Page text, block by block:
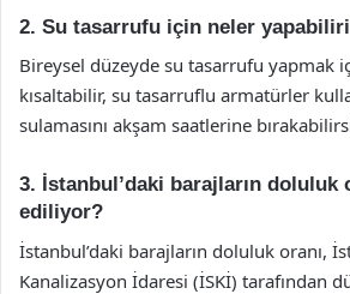
2. Su tasarrufu için neler
Bireysel düzeyde su tasarrufu yapmak
kısaltabilir, su tasarruflu armatürler
sulamasını akşam saatlerine
3. İstanbul’daki barajların doluluk
ediliyor?
İstanbul’daki barajların doluluk oranı,
Kanalizasyon İdaresi (İSKİ) tarafından